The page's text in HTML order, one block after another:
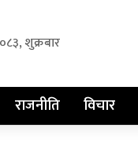
शुक्रबार
राजनीति विचार